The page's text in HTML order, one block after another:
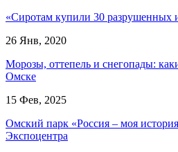
«Сиротам купили 30 разрушенных
26 Янв, 2020
Морозы, оттепель и снегопады:
Омске
15 Фев, 2025
Омский парк «Россия – моя
Экспоцентра